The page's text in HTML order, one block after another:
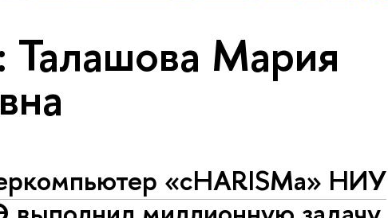
Талашова Мария
«cHARISMa» НИУ